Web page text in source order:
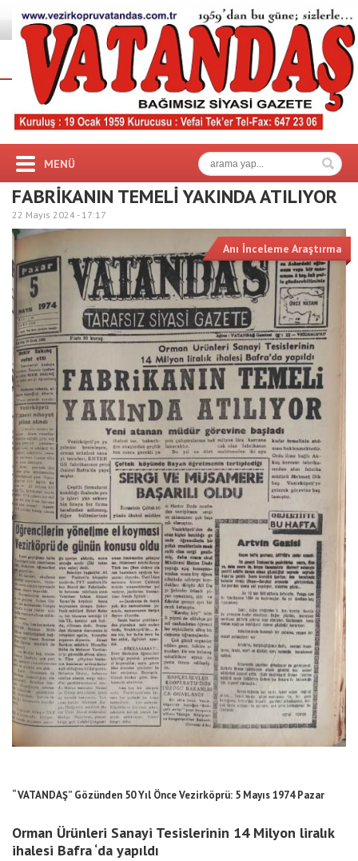
MENÜ
FABRİKANIN TEMELİ YAKINDA ATILIYOR
22 Mayıs 2024 - 17:17
Anı İnceleme Araştırma
“VATANDAŞ” Gözünden 50 Yıl Önce Vezirköprü: 5 Mayıs 1974 Pazar
Orman Ürünleri Sanayi Tesislerinin 14 Milyon liralık
ihalesi Bafra ‘da yapıldı